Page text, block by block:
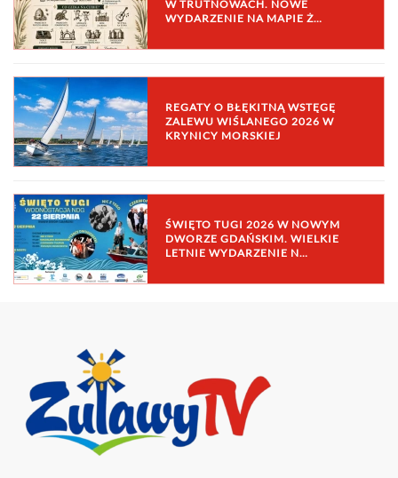
W TRUTNOWACH. NOWE
WYDARZENIE NA MAPIE Ż…
REGATY O BŁĘKITNĄ WSTĘGĘ
ZALEWU WIŚLANEGO 2026 W
KRYNICY MORSKIEJ
ŚWIĘTO TUGI 2026 W NOWYM
DWORZE GDAŃSKIM. WIELKIE
LETNIE WYDARZENIE N…